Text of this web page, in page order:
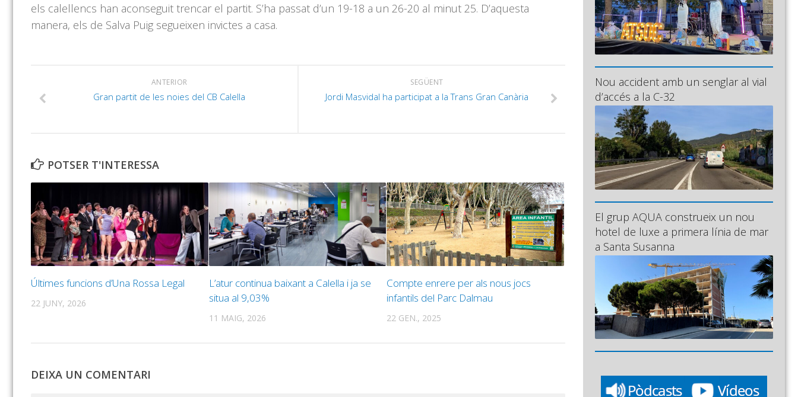
els calellencs han aconseguit trencar el partit. S’ha passat d’un 19-18 a un 26-20 al minut 25. D’aquesta
manera, els de Salva Puig segueixen invictes a casa.
SEGÜENT
Jordi Masvidal ha participat a la Trans Gran Canària
ANTERIOR
Gran partit de les noies del CB Calella
POTSER T'INTERESSA
Últimes funcions d’Una Rossa Legal
22 JUNY, 2026
L’atur continua baixant a Calella i ja se
situa al 9,03%
11 MAIG, 2026
Compte enrere per als nous jocs
infantils del Parc Dalmau
22 GEN., 2025
DEIXA UN COMENTARI
Nou accident amb un senglar al vial
d’accés a la C-32
El grup AQUA construeix un nou
hotel de luxe a primera línia de mar
a Santa Susanna